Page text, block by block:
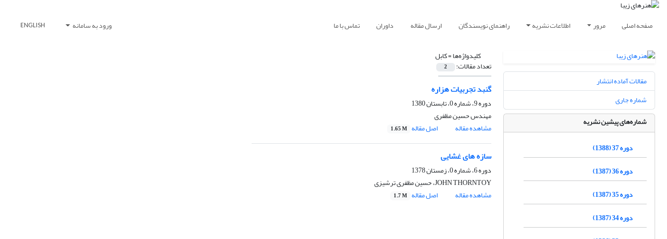
صفحه اصلی مرور اطلاعات نشریه راهنمای نویسندگان ارسال مقاله داوران تماس با ما ورود به سامانه ENGLISH
کلیدواژه‌ها =کابل
تعداد مقالات: 2
گنبد تجربیات هزاره
دوره 9، شماره 0، تابستان 1380
مهندس حسین مظفری
مشاهده مقاله
اصل مقاله 1.65 M
سازه های غشایی
دوره 6، شماره 0، زمستان 1378
JOHN THORNTOY، حسین مظفری ترشیزی
مشاهده مقاله
اصل مقاله 1.7 M
مقالات آماده انتشار
شماره جاری
شماره‌های پیشین نشریه
دوره 37 (1388)
دوره 36 (1387)
دوره 35 (1387)
دوره 34 (1387)